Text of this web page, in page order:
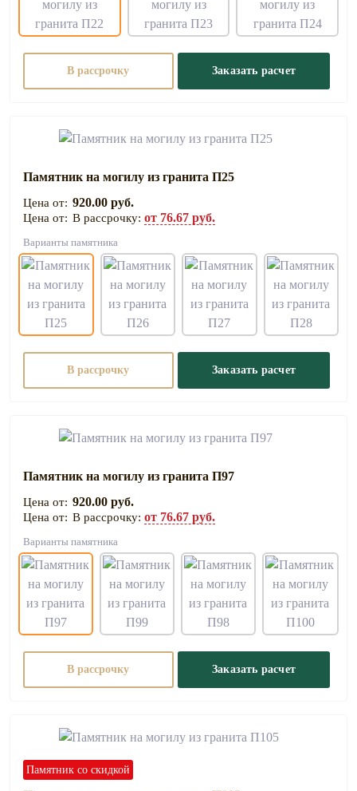
В рассрочку Заказать расчет
Памятник на могилу из гранита П25
920.00 руб.
В рассрочку: от 76.67 руб.
Варианты памятника
В рассрочку Заказать расчет
Памятник на могилу из гранита П97
920.00 руб.
В рассрочку: от 76.67 руб.
Варианты памятника
В рассрочку Заказать расчет
Памятник со скидкой